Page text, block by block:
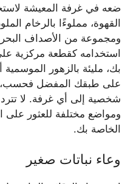
ضعه في غرفة المعيشة
القهوة، مملوءًا بالرخام
ومجموعة من الأصداف
استخدامه كقطعة مركزية
بك، مليئة بالزهور
على طبقك المفضل فحسب،
شخصية إلى أي غرفة. لا
ومواضع مختلفة للعثور على
الخاصة بك.
وعاء نباتات صغير